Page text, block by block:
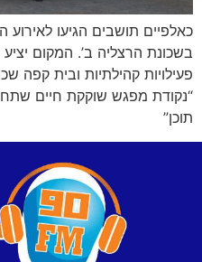
כאלפיים תושבים הגיעו
בשכונת הרצליה ב’. המקום
פעילויות קהילתיות ובית קפה
“נקודת מפגש שוקקת חיים
תוכן”